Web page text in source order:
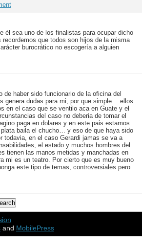
él sea uno de los finalistas para ocupar dicho
que todos son hijos de la misma
burocrático no escogería a alguien
de haber sido funcionario de la oficina del
genera dudas para mi, por que simple… ellos
en el caso que se ventilo aca en Guate y el
del caso no deberia de tomar el
paga en dolares y en este pais estamos
baila el chucho… y eso de que haya sido
todavia, en el caso Gerardi jamas se va a
el estado y muchos hombres del
tienen las manos metidas y manchadas en
mi es un teatro. Por cierto que es muy bueno
este tipo de temas, controversiales pero
and MobilePress